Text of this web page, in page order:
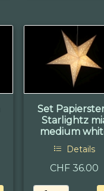
Set
Starlightz
medium
Details
CHF 36.00